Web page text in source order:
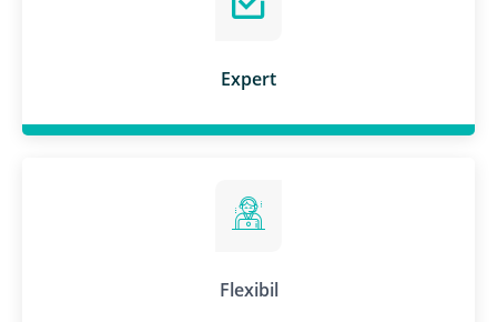
Expert
Flexibil